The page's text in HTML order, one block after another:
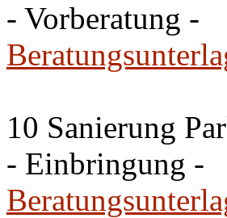
- Vorberatung -
10 Sanierung
- Einbringung -